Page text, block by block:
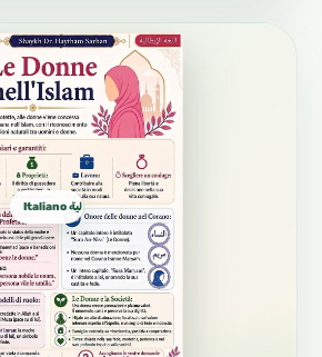
Italiano ايطالية